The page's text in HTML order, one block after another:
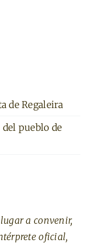
de Regaleira
pueblo de
a convenir,
oficial,